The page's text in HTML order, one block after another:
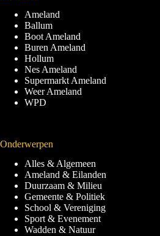
Ameland
Ballum
Boot Ameland
Buren Ameland
Hollum
Nes Ameland
Supermarkt Ameland
Weer Ameland
WPD
Onderwerpen
Alles & Algemeen
Ameland & Eilanden
Duurzaam & Milieu
Gemeente & Politiek
School & Vereniging
Sport & Evenement
Wadden & Natuur